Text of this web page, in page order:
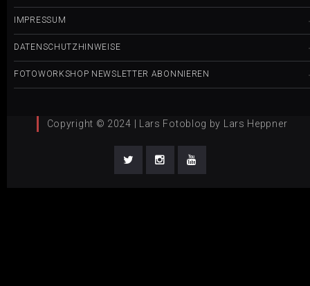
IMPRESSUM
DATENSCHUTZHINWEISE
FOTOWORKSHOP NEWSLETTER ABONNIEREN
Copyright © 2024 | Lars Fotoblog by Lars Heppner